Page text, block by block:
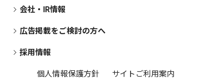
会社・IR情報
広告掲載をご検討の方へ
採用情報
個人情報保護方針
サイトご利用案内